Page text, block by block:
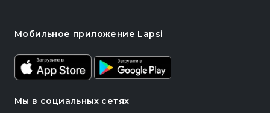
Мобильное приложение Lapsi
Мы в социальных сетях